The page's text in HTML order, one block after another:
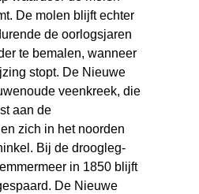
De molen blijft echter
de oorlogsjaren
te bemalen, wanneer
stopt. De Nieuwe
veenkreek, die
aan de
zich in het noorden
Bij de droogleg-
in 1850 blijft
De Nieuwe